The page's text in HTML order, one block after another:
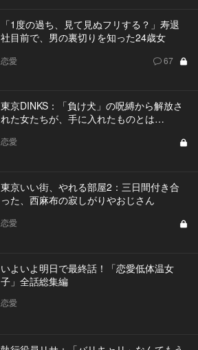
「1度の過ち、見て見ぬフリする？」寿退
社目前で、男の裏切りを知った24歳女
恋愛 67
東京DINKS：「負け犬」の呪縛から解放さ
れた女たちが、手に入れたものとは…
恋愛
東京いい街、やれる部屋2：三日間付き合
った、西麻布の寂しがりやおじさん
恋愛
いよいよ明日で最終話！「恋愛低体温女
子」全話総集編
恋愛